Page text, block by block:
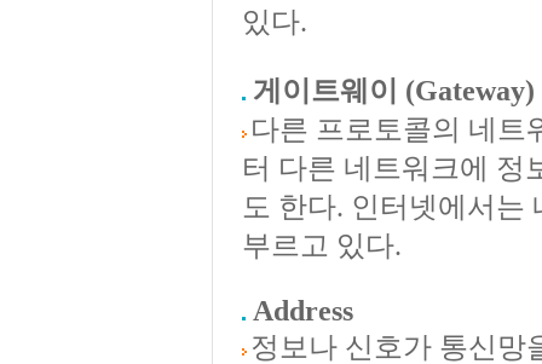
있다.
게이트웨이 (Gateway)
다른 프로토콜의 네트
터 다른 네트워크에 정
도 한다. 인터넷에서는
부르고 있다.
Address
정보나 신호가 통신망